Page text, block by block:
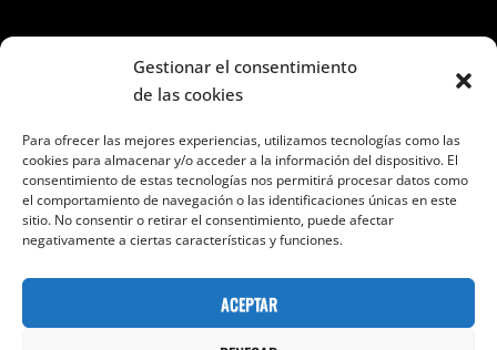
Gestionar el consentimiento
de las cookies
Para ofrecer las mejores experiencias, utilizamos tecnologías como las
cookies para almacenar y/o acceder a la información del dispositivo. El
consentimiento de estas tecnologías nos permitirá procesar datos como
el comportamiento de navegación o las identificaciones únicas en este
sitio. No consentir o retirar el consentimiento, puede afectar
negativamente a ciertas características y funciones.
ACEPTAR
Seguir en Facebook e Instagram
Categorías